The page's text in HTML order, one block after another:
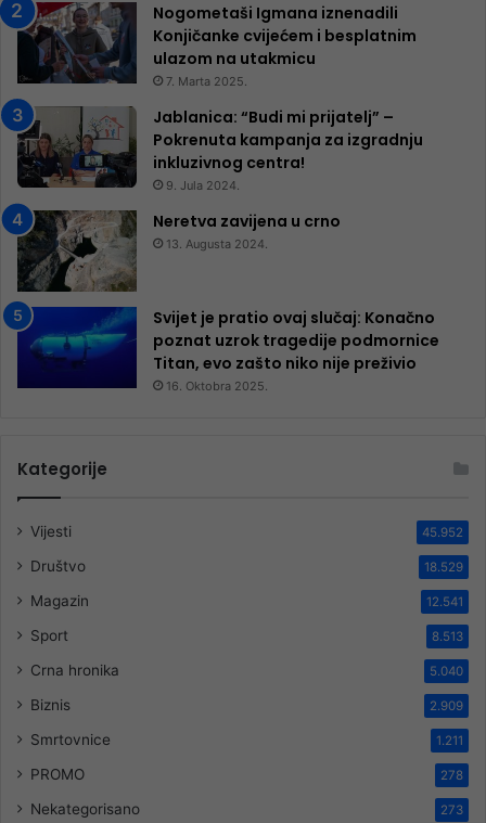
Nogometaši Igmana iznenadili
Konjičanke cvijećem i besplatnim
ulazom na utakmicu
7. Marta 2025.
Jablanica: “Budi mi prijatelj” –
Pokrenuta kampanja za izgradnju
inkluzivnog centra!
9. Jula 2024.
Neretva zavijena u crno
13. Augusta 2024.
Svijet je pratio ovaj slučaj: Konačno
poznat uzrok tragedije podmornice
Titan, evo zašto niko nije preživio
16. Oktobra 2025.
Kategorije
Vijesti 45.952
Društvo 18.529
Magazin 12.541
Sport 8.513
Crna hronika 5.040
Biznis 2.909
Smrtovnice 1.211
PROMO 278
Nekategorisano 273